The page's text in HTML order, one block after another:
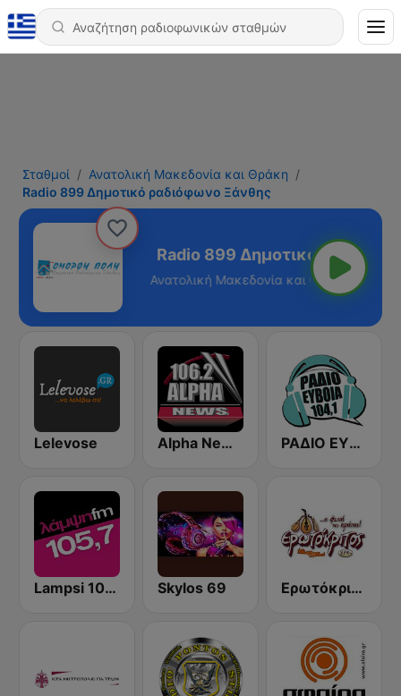
Σταθμοί
Ανατολική Μακεδονία και Θράκη
Radio 899 Δημοτικό ραδιόφωνο Ξάνθης
Θράκη - 89.9 FM
Lelevose Alpha News 106,2 ΡΑΔΙΟ ΕΥΒΟΙΑ (Radio Evia)
Lampsi 105.7 FM Skylos 69 Ερωτόκριτος FM